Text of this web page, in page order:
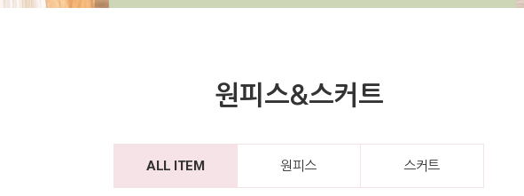
원피스&스커트
ALL ITEM 원피스 스커트